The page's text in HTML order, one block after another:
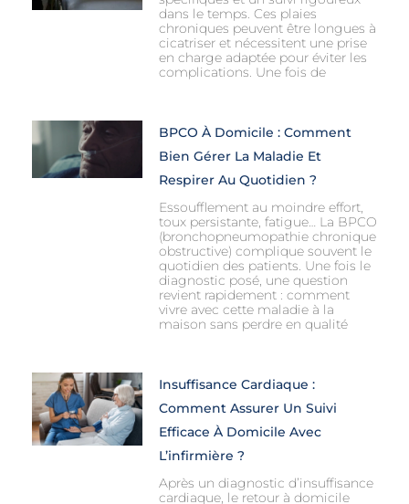
dans le temps. Ces plaies
chroniques peuvent être longues à
cicatriser et nécessitent une prise
en charge adaptée pour éviter les
complications. Une fois de
BPCO À Domicile : Comment
Bien Gérer La Maladie Et
Respirer Au Quotidien ?
Essoufflement au moindre effort,
toux persistante, fatigue… La BPCO
(bronchopneumopathie chronique
obstructive) complique souvent le
quotidien des patients. Une fois le
diagnostic posé, une question
revient rapidement : comment
vivre avec cette maladie à la
maison sans perdre en qualité
Insuffisance Cardiaque :
Comment Assurer Un Suivi
Efficace À Domicile Avec
L’infirmière ?
Après un diagnostic d’insuffisance
cardiaque, le retour à domicile